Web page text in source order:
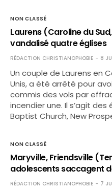
NON CLASSÉ
Laurens (Caroline du
vandalisé quatre églises
RÉDACTION CHRISTIANOPHOBIE 8
Un couple de Laurens en
Unis, a été arrêté pour
commis des vols par
incendier une. Il s’agit
Baptist Church, New
NON CLASSÉ
Maryville, Friendsville
adolescents saccagent
RÉDACTION CHRISTIANOPHOBIE 7